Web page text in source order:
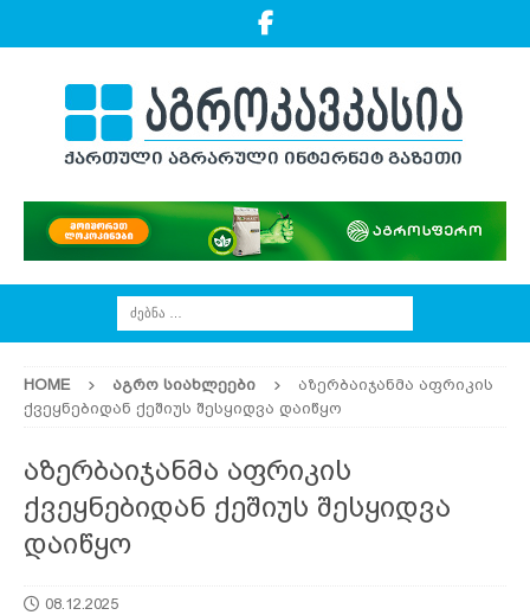
HOME ᲐᲒᲠᲝ ᲡᲘᲐᲮᲚᲔᲔᲑᲘ
აზერბაიჯანმა აფრიკის
ქვეყნებიდან ქეშიუს შესყიდვა დაიწყო
აზერბაიჯანმა აფრიკის
ქვეყნებიდან ქეშიუს შესყიდვა
დაიწყო
08.12.2025